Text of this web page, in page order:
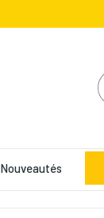
Nouveautés